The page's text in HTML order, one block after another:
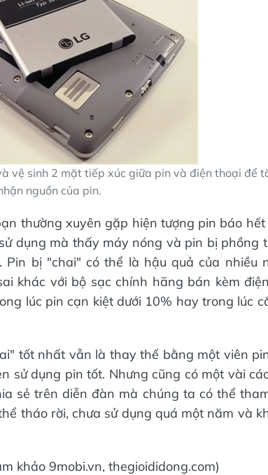
vệ sinh 2 mặt tiếp xúc giữa pin và điện thoại để
nguồn của pin.
thường xuyên gặp hiện tượng pin báo
dụng mà thấy máy nóng và pin bị phồng
bị "chai" có thể là hậu quả của nhiều
khác với bộ sạc chính hãng bán kèm
lúc pin cạn kiệt dưới 10% hay trong lúc
tốt nhất vẫn là thay thế bằng một viên
sử dụng pin tốt. Nhưng cũng có một vài
sẻ trên diễn đàn mà chúng ta có thể
tháo rời, chưa sử dụng quá một năm và
khảo 9mobi.vn, thegioididong.com)